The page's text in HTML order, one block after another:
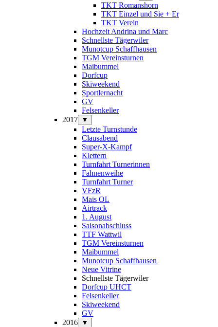
TKT Romanshorn
TKT Einzel und Sie + Er
TKT Verein
Hochzeit Andrina und Marc
Schnellste Tägerwiler
Munotcup Schaffhausen
TGM Vereinsturnen
Maibummel
Dorfcup
Skiweekend
Sportlernacht
GV
Felsenkeller
2017
▼
Letzte Turnstunde
Clausabend
Super-X-Kampf
Klettern
Turnfahrt Turnerinnen
Fahnenweihe
Turnfahrt Turner
VFzR
Mais OL
Airtrack
1. August
Saisonabschluss
TTF Wattwil
TGM Vereinsturnen
Maibummel
Munotcup Schaffhausen
Neue Vitrine
Schnellste Tägerwiler
Dorfcup UHCT
Felsenkeller
Skiweekend
GV
2016
▼